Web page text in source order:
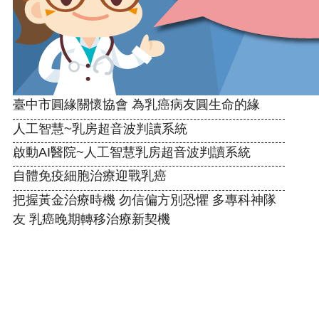
臺中市圓緣關懷協會 為乳癌病友圓生命的緣
人工智慧~乳房超音波判讀系統
啟動AI醫院~人工智慧乳房超音波判讀系統
自體免疫細胞治療迎戰乳癌
把握黃金治療時機 勿信偏方別恐懼 多專科神隊
友 乳癌晚期轉移治療新契機